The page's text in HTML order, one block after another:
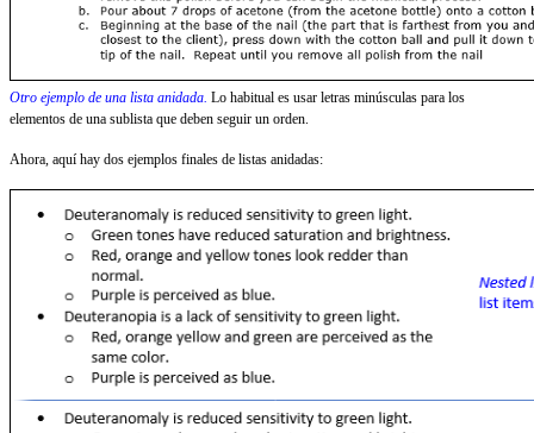
Otro ejemplo de una lista anidada. Lo habitual es usar letras minúsculas para los
elementos de una sublista que deben seguir un orden.
Ahora, aquí hay dos ejemplos finales de listas anidadas: